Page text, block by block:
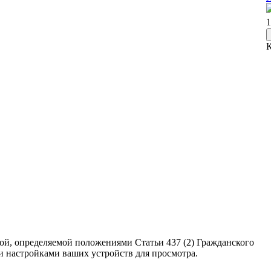
определяемой положениями Статьи 437 (2) Гражданского
настройками ваших устройств для просмотра.